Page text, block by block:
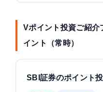
Vポイント投資ご紹介
イント（常時）
SBI証券のポイント